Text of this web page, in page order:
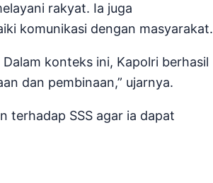
rakyat. Ia juga
komunikasi dengan masyarakat.
konteks ini, Kapolri berhasil
dan pembinaan,” ujarnya.
terhadap SSS agar ia dapat